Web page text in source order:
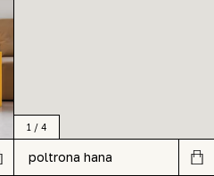
1 / 4
poltrona hana